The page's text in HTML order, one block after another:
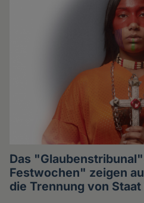
Das
Festwochen" zeigen
die Trennung von